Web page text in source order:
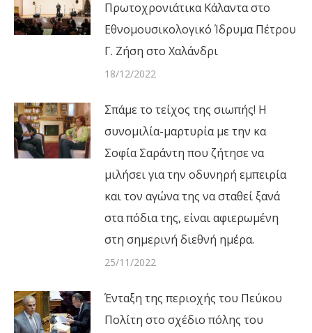
Πρωτοχρονιάτικα Κάλαντα στο
Εθνομουσικολογικό Ίδρυμα Πέτρου
Γ. Ζήση στο Χαλάνδρι
18/12/2022
Σπάμε το τείχος της σιωπής! Η
συνομιλία-μαρτυρία με την κα
Σοφία Σαράντη που ζήτησε να
μιλήσει για την οδυνηρή εμπειρία
και τον αγώνα της να σταθεί ξανά
στα πόδια της, είναι αφιερωμένη
στη σημερινή διεθνή ημέρα.
25/11/2022
Ένταξη της περιοχής του Πεύκου
Πολίτη στο σχέδιο πόλης του